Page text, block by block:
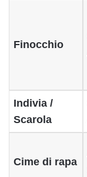
Finocchio
Indivia /
Scarola
Cime di rapa